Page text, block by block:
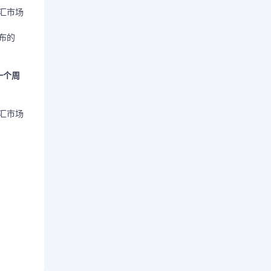
市场
的
个周
市场